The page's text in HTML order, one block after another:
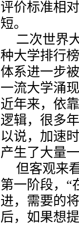
评价标准相
短。
二次世界
种大学排行
体系进一步
一流大学涌
近年来，依
逻辑，很多
以说，加速
产生了大量
但客观来
第一阶段， “
进，需要的
后，如果想